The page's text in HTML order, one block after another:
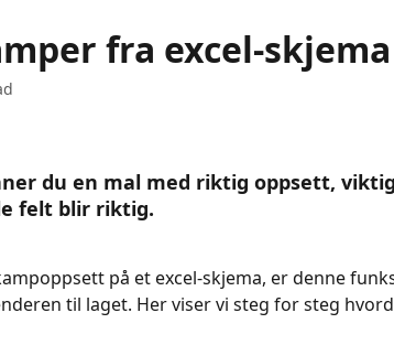
fra excel-skjema
du en mal med riktig oppsett,
felt blir riktig.
på et excel-skjema, er denne
til laget. Her viser vi steg for steg